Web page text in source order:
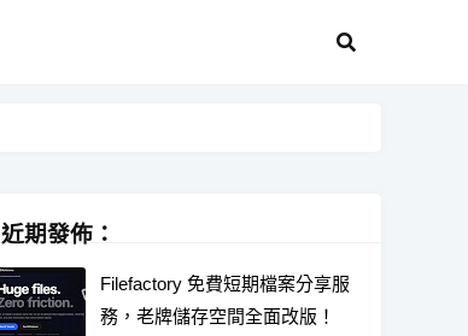
近期發佈：
Filefactory 免費短期檔案分享服
務，老牌儲存空間全面改版！